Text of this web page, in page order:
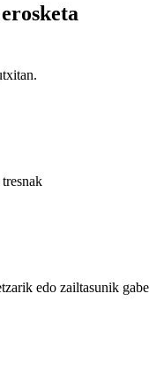
edo zailtasunik gabe